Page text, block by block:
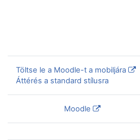
Töltse le a Moodle-t a mobiljára
Áttérés a standard stílusra
Moodle